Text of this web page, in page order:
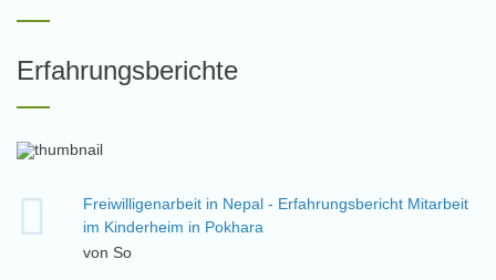
Erfahrungsberichte
Freiwilligenarbeit in Nepal - Erfahrungsbericht Mitarbeit
im Kinderheim in Pokhara
von So